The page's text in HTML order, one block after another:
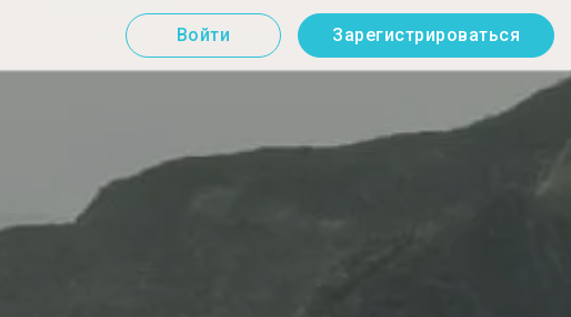
Войти Зарегистрироваться